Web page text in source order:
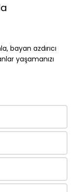
bayan azdırıcı
yaşamanızı